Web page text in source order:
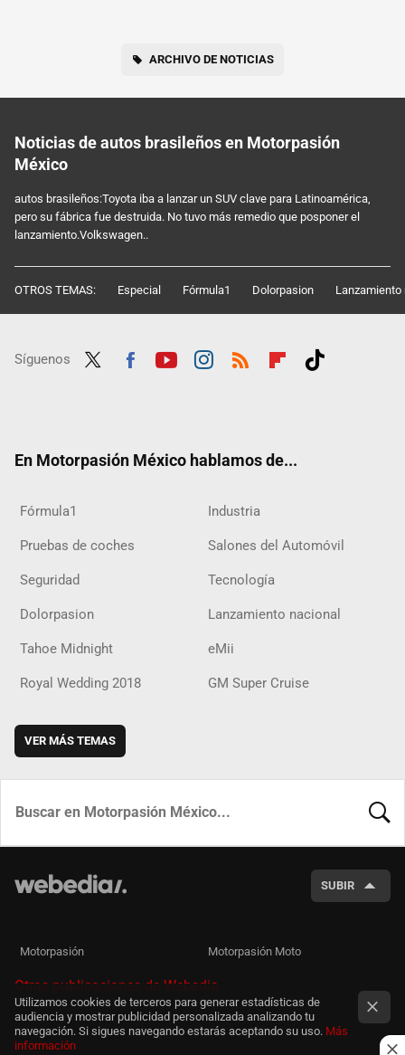
ARCHIVO DE NOTICIAS
Noticias de autos brasileños en Motorpasión
México
autos brasileños:Toyota iba a lanzar un SUV clave para Latinoamérica,
pero su fábrica fue destruida. No tuvo más remedio que posponer el
lanzamiento.Volkswagen..
OTROS TEMAS: Especial Fórmula1 Dolorpasion Lanzamiento
Síguenos
En Motorpasión México hablamos de...
Fórmula1 Industria
Pruebas de coches Salones del Automóvil
Seguridad Tecnología
Dolorpasion Lanzamiento nacional
Tahoe Midnight eMii
Royal Wedding 2018 GM Super Cruise
VER MÁS TEMAS
SUBIR
Motorpasión Motorpasión Moto
Otras publicaciones de Webedia
Utilizamos cookies de terceros para generar estadísticas de
audiencia y mostrar publicidad personalizada analizando tu
navegación. Si sigues navegando estarás aceptando su uso. Más
información